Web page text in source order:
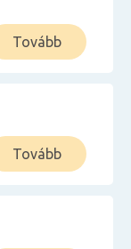
Tovább
Tovább